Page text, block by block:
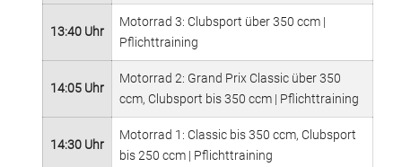
13:40 Uhr
Motorrad 3: Clubsport über 350 ccm |
Pflichttraining
14:05 Uhr
Motorrad 2: Grand Prix Classic über 350
ccm, Clubsport bis 350 ccm | Pflichttraining
14:30 Uhr
Motorrad 1: Classic bis 350 ccm, Clubsport
bis 250 ccm | Pflichttraining